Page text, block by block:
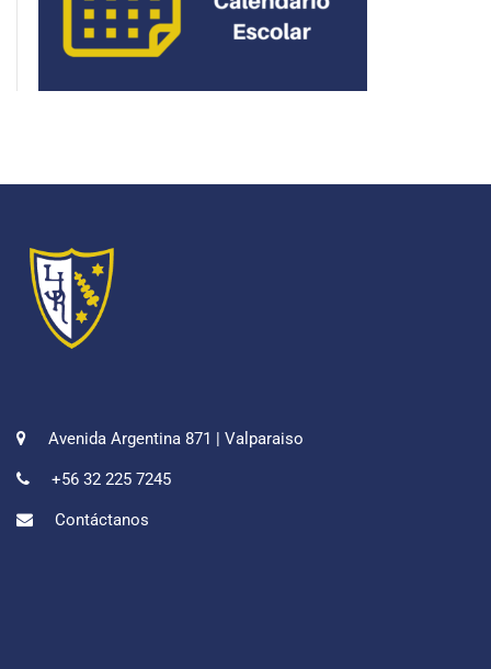
Avenida Argentina 871 | Valparaiso
+56 32 225 7245
Contáctanos